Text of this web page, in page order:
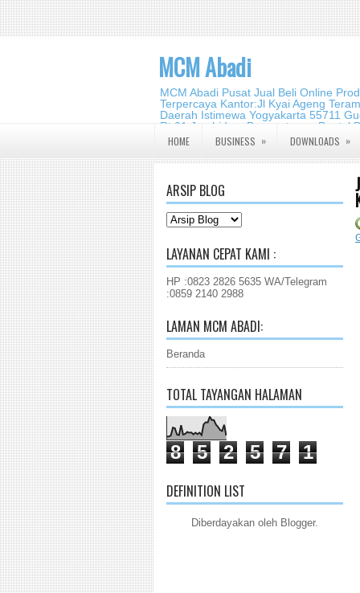
MCM Abadi
MCM Abadi Pusat Jual Beli Online
Terpercaya Kantor:Jl Kyai Ageng
Daerah Istimewa Yogyakarta 55711
Rt.01,Jambidan,
2140 2988
HOME BUSINESS » DOWNLOADS »
ARSIP BLOG
LAYANAN CEPAT KAMI :
HP :0823 2826 5635 WA/Telegram
:0859 2140 2988
LAMAN MCM ABADI:
Beranda
TOTAL TAYANGAN HALAMAN
8 5 2 5 7 1
DEFINITION LIST
Diberdayakan oleh Blogger.